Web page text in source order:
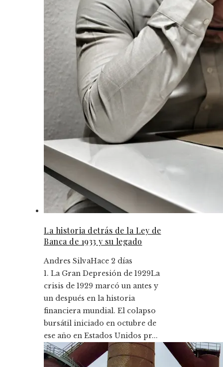
La historia detrás de la Ley de
Banca de 1933 y su legado
Andres SilvaHace 2 días
1. La Gran Depresión de 1929La
crisis de 1929 marcó un antes y
un después en la historia
financiera mundial. El colapso
bursátil iniciado en octubre de
ese año en Estados Unidos pr...